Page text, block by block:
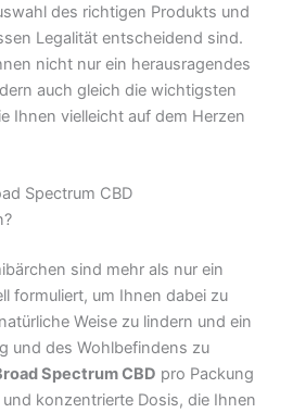
des richtigen Produkts und
Legalität entscheidend sind.
nicht nur ein herausragendes
auch gleich die wichtigsten
Ihnen vielleicht auf dem Herzen
Spectrum CBD
sind mehr als nur ein
formuliert, um Ihnen dabei zu
Weise zu lindern und ein
und des Wohlbefindens zu
Spectrum CBD pro Packung
konzentrierte Dosis, die Ihnen